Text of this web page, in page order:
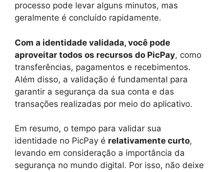
processo pode levar alguns minutos, mas
geralmente é concluído rapidamente.
Com a identidade validada, você pode
aproveitar todos os recursos do PicPay, como
transferências, pagamentos e recebimentos.
Além disso, a validação é fundamental para
garantir a segurança da sua conta e das
transações realizadas por meio do aplicativo.
Em resumo, o tempo para validar sua
identidade no PicPay é relativamente curto,
levando em consideração a importância da
segurança no mundo digital. Por isso, não deixe